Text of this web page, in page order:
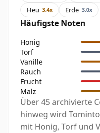
Heu 3.4x Erde 3.0x
Häufigste Noten
Honig
Torf
Vanille
Rauch
Frucht
Malz
Über 45 archivierte
hinweg wird
mit Honig, Torf und